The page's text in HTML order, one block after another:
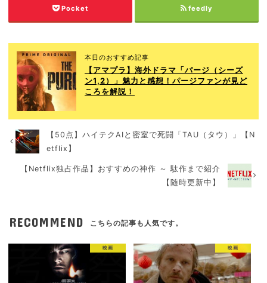
Pocket feedly
本日のおすすめ記事
【アマプラ】海外ドラマ「パージ（シーズ
ン1,2）」魅力と感想！パージファンが見ど
ころを解説！
【50点】ハイテクAIと密室で死闘「TAU（タウ）」【N
etflix】
【Netflix独占作品】おすすめの神作 ～ 駄作まで紹介
【随時更新中】
RECOMMEND こちらの記事も人気です。
映画 映画